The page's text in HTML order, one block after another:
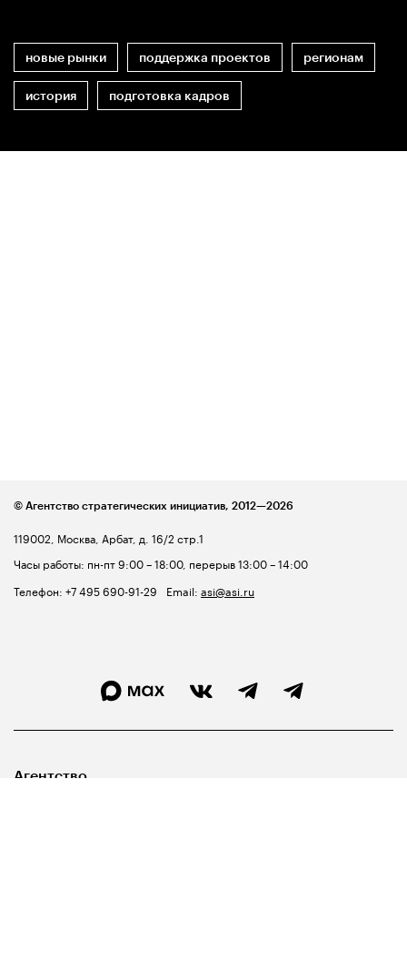
новые рынки поддержка проектов регионам
история подготовка кадров
119002, Москва, Арбат, д. 16/2 стр.1
Часы работы: пн-пт 9:00 – 18:00, перерыв 13:00 – 14:00
Телефон: +7 495 690-91-29 Email: asi@asi.ru
© Агентство стратегических инициатив, 2012—2026
Агентство